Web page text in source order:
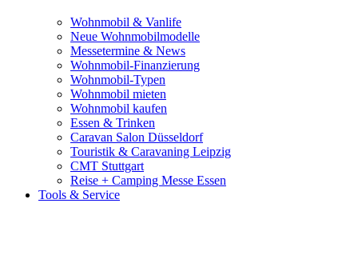
Wohnmobil & Vanlife
Neue Wohnmobilmodelle
Messetermine & News
Wohnmobil-Finanzierung
Wohnmobil-Typen
Wohnmobil mieten
Wohnmobil kaufen
Essen & Trinken
Caravan Salon Düsseldorf
Touristik & Caravaning Leipzig
CMT Stuttgart
Reise + Camping Messe Essen
Tools & Service